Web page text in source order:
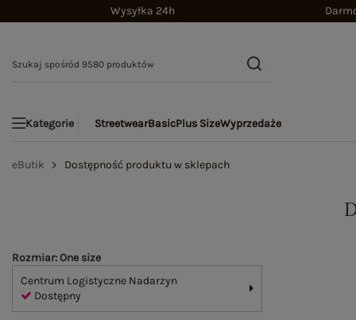
Wysyłka 24h
Kategorie StreetwearBasicPlus SizeWyprzedaże
eButik Dostępność produktu w sklepach
Rozmiar: One size
Centrum Logistyczne Nadarzyn
Dostępny